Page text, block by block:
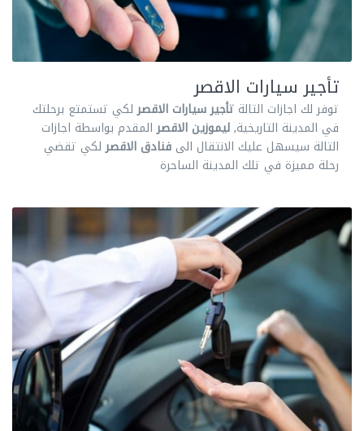
تأجير سيارات الاقصر
توفر لك اجازات التالةتأجير سيارات الاقصرلكي تستمتع برحلتك
في المدينة التاريخية,ليموزين الاقصرالمقدم بواسطة اجازات
التالة سيسهل عليك الانتقال الى فنادق الاقصرلكي تقضي
رحلة مميزة في تلك المدينة الساحرة